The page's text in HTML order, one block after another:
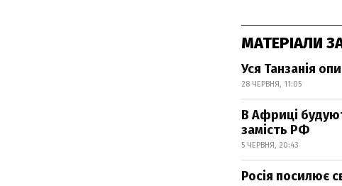
МАТЕРІАЛИ
Уся Танзанія
28 ЧЕРВНЯ, 11:05
В Африці
замість РФ
5 ЧЕРВНЯ, 20:43
Росія посилює